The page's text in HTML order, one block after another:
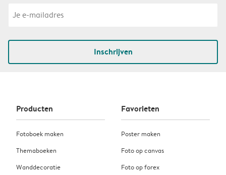
Inschrijven
Producten
Fotoboek maken
Themaboeken
Wanddecoratie
Favorieten
Poster maken
Foto op canvas
Foto op forex